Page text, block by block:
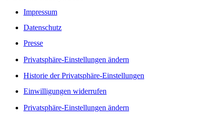
Impressum
Datenschutz
Presse
Privatsphäre-Einstellungen ändern
Historie der Privatsphäre-Einstellungen
Einwilligungen widerrufen
Privatsphäre-Einstellungen ändern